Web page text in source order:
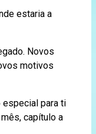
estaria a
Novos
motivos
especial para ti
capítulo a